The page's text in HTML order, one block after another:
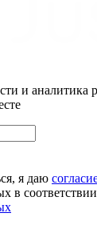
и аналитика
я даю
в